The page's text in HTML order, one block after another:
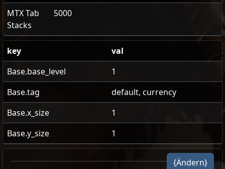
MTX Tab
Stacks
5000
key
val
Base.base_level
1
Base.tag
default, currency
Base.x_size
1
Base.y_size
1
{Ändern}